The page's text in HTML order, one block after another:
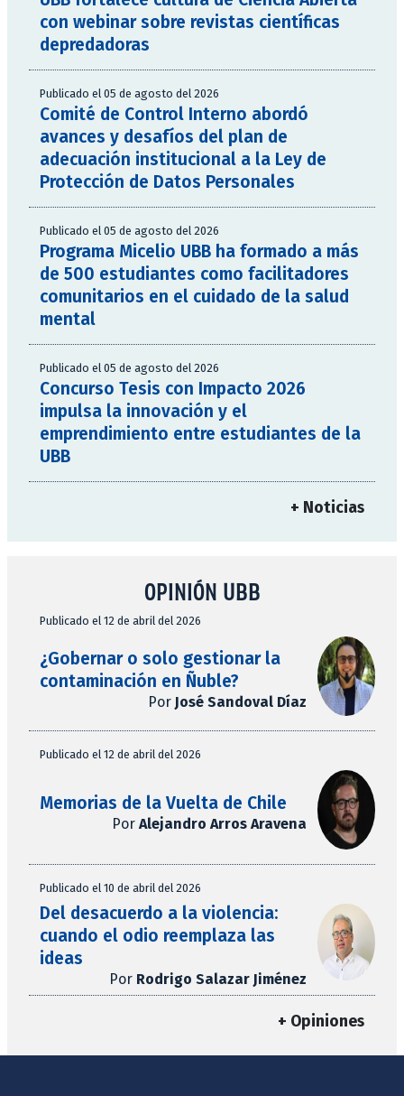
con webinar sobre revistas científicas
depredadoras
Publicado el 05 de agosto del 2026
Comité de Control Interno abordó
avances y desafíos del plan de
adecuación institucional a la Ley de
Protección de Datos Personales
Publicado el 05 de agosto del 2026
Programa Micelio UBB ha formado a más
de 500 estudiantes como facilitadores
comunitarios en el cuidado de la salud
mental
Publicado el 05 de agosto del 2026
Concurso Tesis con Impacto 2026
impulsa la innovación y el
emprendimiento entre estudiantes de la
UBB
+ Noticias
OPINIÓN UBB
Publicado el 12 de abril del 2026
¿Gobernar o solo gestionar la
contaminación en Ñuble?
Por José Sandoval Díaz
Publicado el 12 de abril del 2026
Memorias de la Vuelta de Chile
Por Alejandro Arros Aravena
Publicado el 10 de abril del 2026
Del desacuerdo a la violencia:
cuando el odio reemplaza las
ideas
Por Rodrigo Salazar Jiménez
+ Opiniones